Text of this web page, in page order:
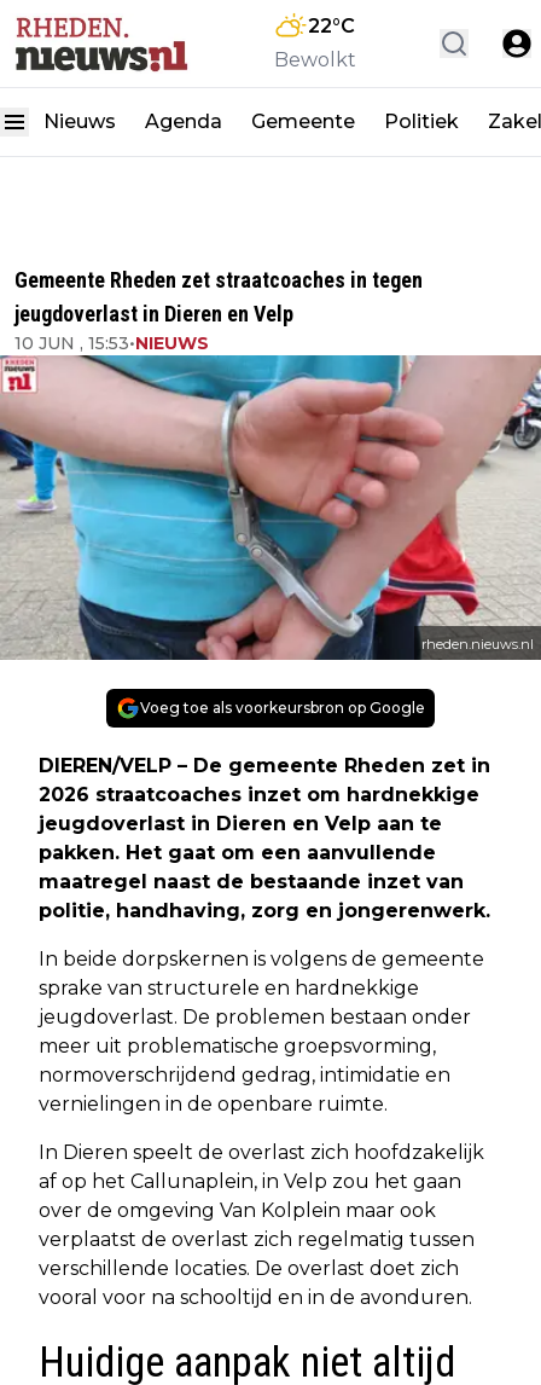
22°C
Bewolkt
Nieuws Agenda Gemeente Politiek
Gemeente Rheden zet straatcoaches in tegen
jeugdoverlast in Dieren en Velp
10 JUN , 15:53•NIEUWS
rheden.nieuws.nl
Voeg toe als voorkeursbron op Google
DIEREN/VELP – De gemeente Rheden zet in
2026 straatcoaches inzet om hardnekkige
jeugdoverlast in Dieren en Velp aan te
pakken. Het gaat om een aanvullende
maatregel naast de bestaande inzet van
politie, handhaving, zorg en jongerenwerk.
In beide dorpskernen is volgens de gemeente
sprake van structurele en hardnekkige
jeugdoverlast. De problemen bestaan onder
meer uit problematische groepsvorming,
normoverschrijdend gedrag, intimidatie en
vernielingen in de openbare ruimte.
In Dieren speelt de overlast zich hoofdzakelijk
af op het Callunaplein, in Velp zou het gaan
over de omgeving Van Kolplein maar ook
verplaatst de overlast zich regelmatig tussen
verschillende locaties. De overlast doet zich
vooral voor na schooltijd en in de avonduren.
Huidige aanpak niet altijd